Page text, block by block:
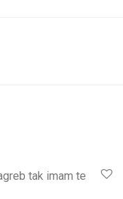
tak imam te